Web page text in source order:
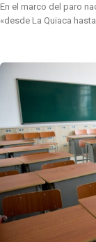
En el marco del paro
«desde La Quiaca hasta